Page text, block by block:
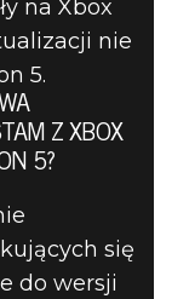
na Xbox
nie
5.
Z XBOX
5?
się
do wersji